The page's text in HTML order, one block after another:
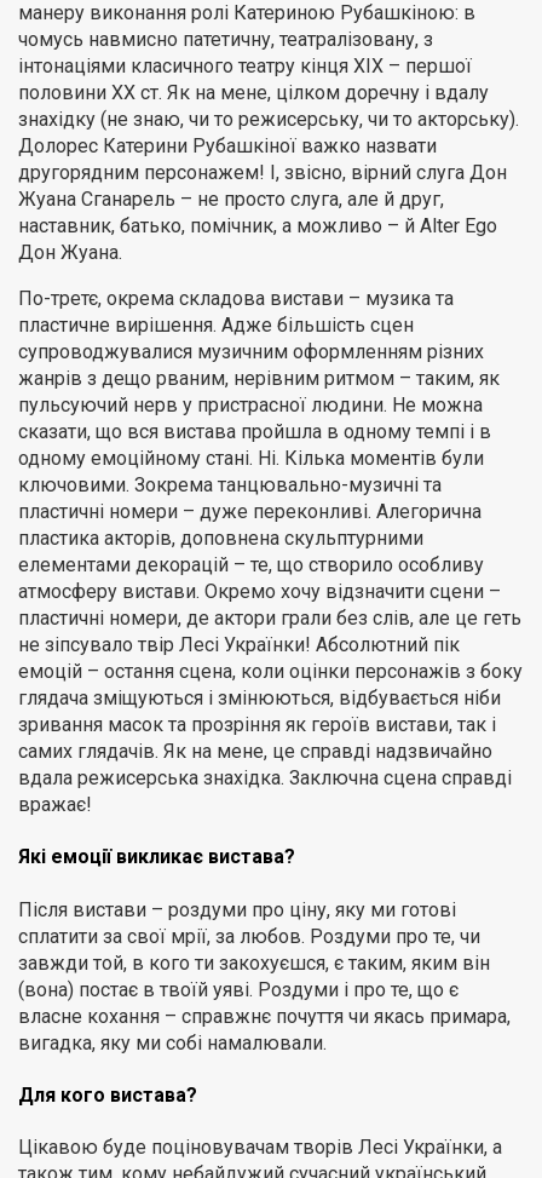
манеру виконання ролі Катериною Рубашкіною: в
чомусь навмисно патетичну, театралізовану, з
інтонаціями класичного театру кінця ХІХ – першої
половини ХХ ст. Як на мене, цілком доречну і вдалу
знахідку (не знаю, чи то режисерську, чи то акторську).
Долорес Катерини Рубашкіної важко назвати
другорядним персонажем! І, звісно, вірний слуга Дон
Жуана Сганарель – не просто слуга, але й друг,
наставник, батько, помічник, а можливо – й Alter Ego
Дон Жуана.
По-третє, окрема складова вистави – музика та
пластичне вирішення. Адже більшість сцен
супроводжувалися музичним оформленням різних
жанрів з дещо рваним, нерівним ритмом – таким, як
пульсуючий нерв у пристрасної людини. Не можна
сказати, що вся вистава пройшла в одному темпі і в
одному емоційному стані. Ні. Кілька моментів були
ключовими. Зокрема танцювально-музичні та
пластичні номери – дуже переконливі. Алегорична
пластика акторів, доповнена скульптурними
елементами декорацій – те, що створило особливу
атмосферу вистави. Окремо хочу відзначити сцени –
пластичні номери, де актори грали без слів, але це геть
не зіпсувало твір Лесі Українки! Абсолютний пік
емоцій – остання сцена, коли оцінки персонажів з боку
глядача зміщуються і змінюються, відбувається ніби
зривання масок та прозріння як героїв вистави, так і
самих глядачів. Як на мене, це справді надзвичайно
вдала режисерська знахідка. Заключна сцена справді
вражає!
Які емоції викликає вистава?
Після вистави – роздуми про ціну, яку ми готові
сплатити за свої мрії, за любов. Роздуми про те, чи
завжди той, в кого ти закохуєшся, є таким, яким він
(вона) постає в твоїй уяві. Роздуми і про те, що є
власне кохання – справжнє почуття чи якась примара,
вигадка, яку ми собі намалювали.
Для кого вистава?
Цікавою буде поціновувачам творів Лесі Українки, а